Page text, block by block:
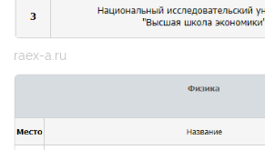
raex-a.ru